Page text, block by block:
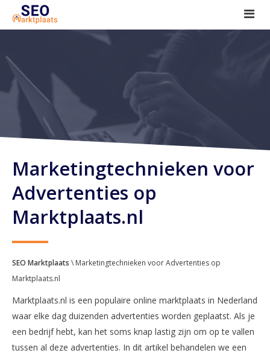
SEO tools reviews
Marketeer bij jou in de buurt?
Offerte
1. Seo voor beginners +
2. Onderzoeken +
Marketingtechnieken voor
Advertenties op
Marktplaats.nl
SEO Marktplaats \ Marketingtechnieken voor Advertenties op
Marktplaats.nl
Marktplaats.nl is een populaire online marktplaats in Nederland
waar elke dag duizenden advertenties worden geplaatst. Als je
een bedrijf hebt, kan het soms knap lastig zijn om op te vallen
tussen al deze advertenties. In dit artikel behandelen we een